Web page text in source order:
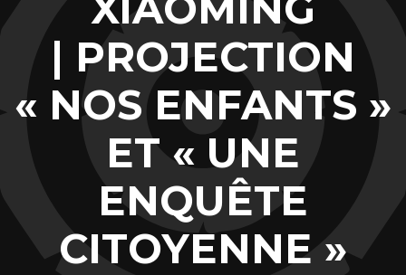
| PROJECTION
« NOS ENFANTS »
ET « UNE
ENQUÊTE
CITOYENNE »